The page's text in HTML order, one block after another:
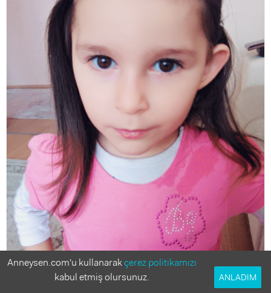
Anneysen.com'u kullanarakçerez politikamızı
kabul etmiş olursunuz.
ANLADIM